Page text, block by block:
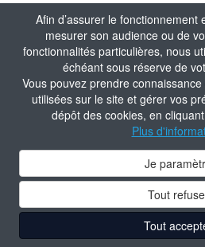
Afin d’assurer le fonctionnement
mesurer son audience ou de
fonctionnalités particulières, nous
échéant sous réserve de
Vous pouvez prendre
utilisées sur le site et gérer vos
dépôt des cookies, en
Plus
Je
Tout
Tout
J'active
Matricule